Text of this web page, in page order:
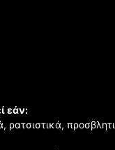
εάν:
ρατσιστικά,